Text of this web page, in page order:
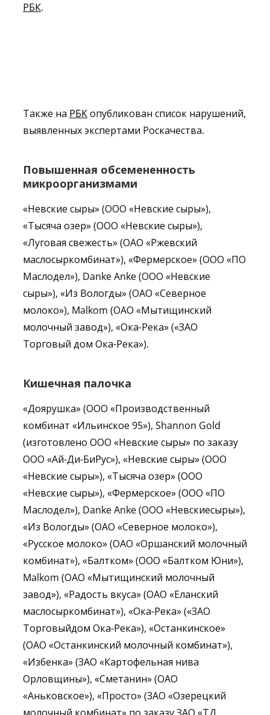
РБК.
Также на РБКопубликован список нарушений,
выявленных экспертами Роскачества.
Повышенная обсемененность
микроорганизмами
«Невские сыры» (ООО «Невские сыры»),
«Тысяча озер» (ООО «Невские сыры»),
«Луговая свежесть» (ОАО «Ржевский
маслосыркомбинат»), «Фермерское» (ООО «ПО
Маслодел»), Danke Anke (ООО «Невские
сыры»), «Из Вологды» (ОАО «Северное
молоко»), Malkom (ОАО «Мытищинский
молочный завод»), «Ока-Река» («ЗАО
Торговый дом Ока-Река»).
Кишечная палочка
«Доярушка» (ООО «Производственный
комбинат «Ильинское 95»), Shannon Gold
(изготовлено ООО «Невские сыры» по заказу
ООО «Ай-Ди-БиРус»), «Невские сыры» (ООО
«Невские сыры»), «Тысяча озер» (ООО
«Невские сыры»), «Фермерское» (ООО «ПО
Маслодел»), Danke Anke (ООО «Невскиесыры»),
«Из Вологды» (ОАО «Северное молоко»),
«Русское молоко» (ОАО «Оршанский молочный
комбинат»), «Балтком» (ООО «Балтком Юни»),
Malkom (ОАО «Мытищинский молочный
завод»), «Радость вкуса» (ОАО «Еланский
маслосыркомбинат»), «Ока-Река» («ЗАО
Торговыйдом Ока-Река»), «Останкинское»
(ОАО «Останкинский молочный комбинат»),
«Избенка» (ЗАО «Картофельная нива
Орловщины»), «Сметанин» (ОАО
«Аньковское»), «Просто» (ЗАО «Озерецкий